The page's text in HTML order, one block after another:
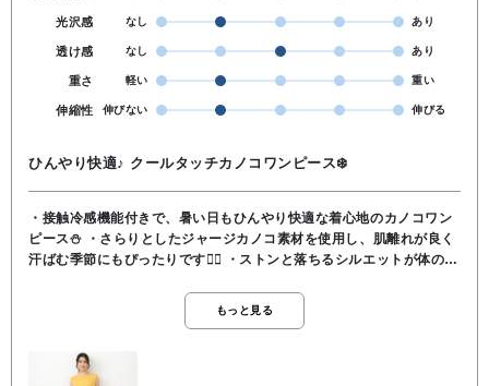
光沢感 なし あり
透け感 なし あり
重さ 軽い 重い
伸縮性 伸びない 伸びる
ひんやり快適♪ クールタッチカノコワンピース❄️
・接触冷感機能付きで、暑い日もひんやり快適な着心地のカノコワン
ピース⛄️ ・さらりとしたジャージカノコ素材を使用し、肌離れが良く
汗ばむ季節にもぴったりです🙆‍♀️ ・ストンと落ちるシルエットが体のラ
けで、涼しげな大人のカジュアルスタイルが完成します‼️ 🟡カラー展
開 イエロー/ブラック 🟡素材 レーヨン60％, ナイロン35％, ポリウ
もっと見る